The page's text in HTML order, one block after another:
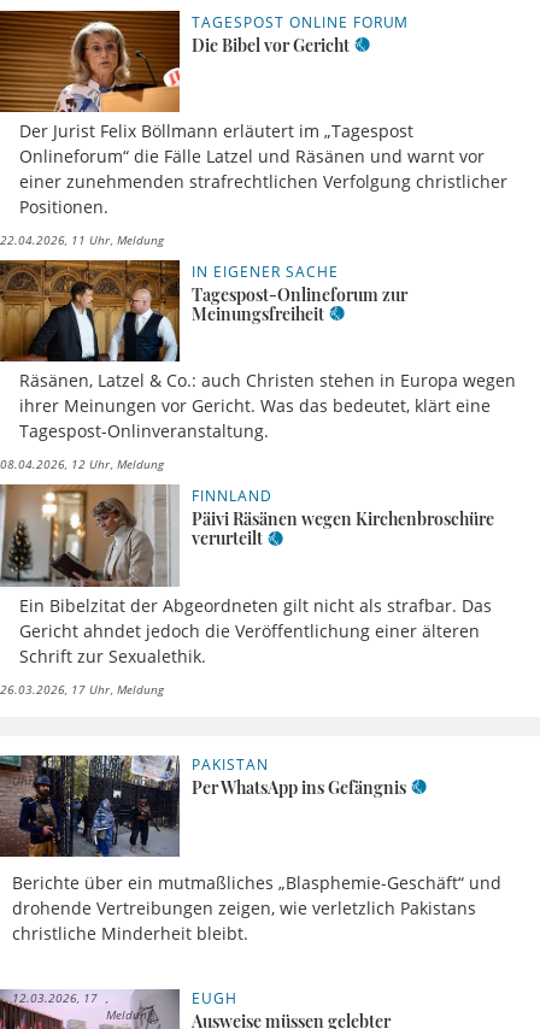
TAGESPOST ONLINE FORUM
Die Bibel vor Gericht
Der Jurist Felix Böllmann erläutert im „Tagespost
Onlineforum“ die Fälle Latzel und Räsänen und warnt vor
einer zunehmenden strafrechtlichen Verfolgung christlicher
Positionen.
22.04.2026, 11 Uhr Meldung
IN EIGENER SACHE
Tagespost-Onlineforum zur
Meinungsfreiheit
Räsänen, Latzel & Co.: auch Christen stehen in Europa wegen
ihrer Meinungen vor Gericht. Was das bedeutet, klärt eine
Tagespost-Onlinveranstaltung.
08.04.2026, 12 Uhr Meldung
FINNLAND
Päivi Räsänen wegen Kirchenbroschüre
verurteilt
Ein Bibelzitat der Abgeordneten gilt nicht als strafbar. Das
Gericht ahndet jedoch die Veröffentlichung einer älteren
Schrift zur Sexualethik.
26.03.2026, 17 Uhr Meldung
PAKISTAN
Per WhatsApp ins Gefängnis
Berichte über ein mutmaßliches „Blasphemie-Geschäft“ und
drohende Vertreibungen zeigen, wie verletzlich Pakistans
christliche Minderheit bleibt.
18.03.2026, 10
Uhr
Meldung
EUGH
Ausweise müssen gelebter
12.03.2026, 17
Uhr
Meldung